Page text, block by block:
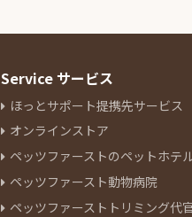
Service サービス
ほっとサポート提携先サービス
オンラインストア
ペッツファーストのペットホテ
ペッツファースト動物病院
ペッツファーストトリミング代